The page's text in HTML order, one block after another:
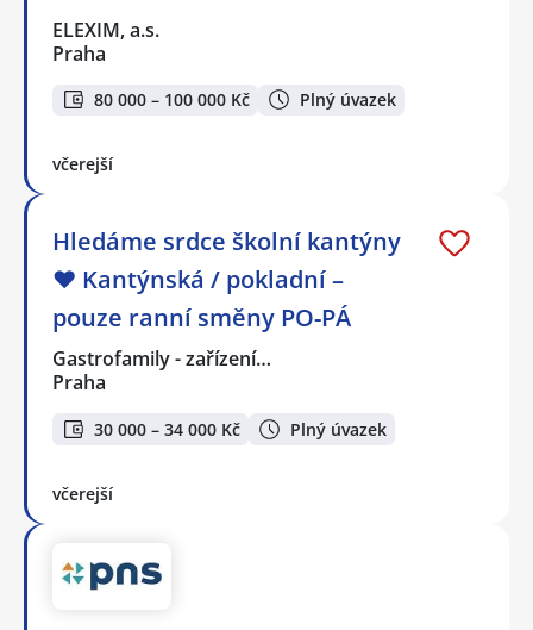
ELEXIM, a.s.
Praha
80 000 – 100 000 Kč Plný úvazek
včerejší
Hledáme srdce školní kantýny
❤️ Kantýnská / pokladní –
pouze ranní směny PO-PÁ
Gastrofamily - zařízení…
Praha
30 000 – 34 000 Kč Plný úvazek
včerejší